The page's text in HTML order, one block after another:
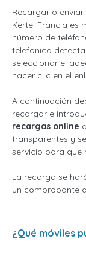
Recargar o
Kertel Francia es
número de
telefónica
seleccionar el
hacer clic en el
A continuación
recargar e
recargas online
transparentes y
servicio para que
La recarga se
un comprobante
¿Qué móviles